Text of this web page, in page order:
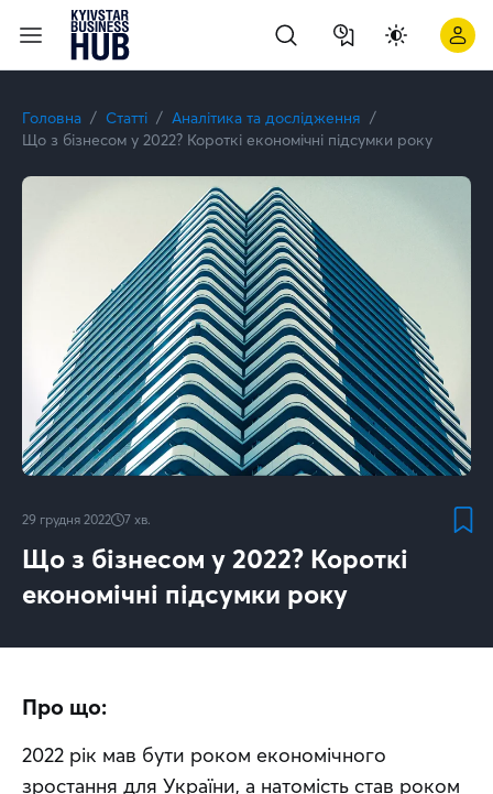
Головна Статті
Аналітика та дослідження
Що з бізнесом у 2022? Короткі економічні підсумки року
29 грудня 2022 7 хв.
Що з бізнесом у 2022? Короткі
економічні підсумки року
Про що:
2022 рік мав бути роком економічного
зростання для України, а натомість став роком
Що з бізнесом у 2022? Короткі економічні підсумки року |